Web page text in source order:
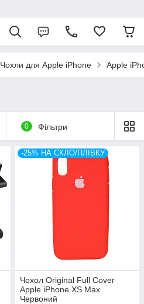
Чохли для Apple iPhone Apple
0 Фільтри
-25% НА СКЛО/ПЛІВКУ
Чохол Original Full Cover
Apple iPhone XS Max
Червоний